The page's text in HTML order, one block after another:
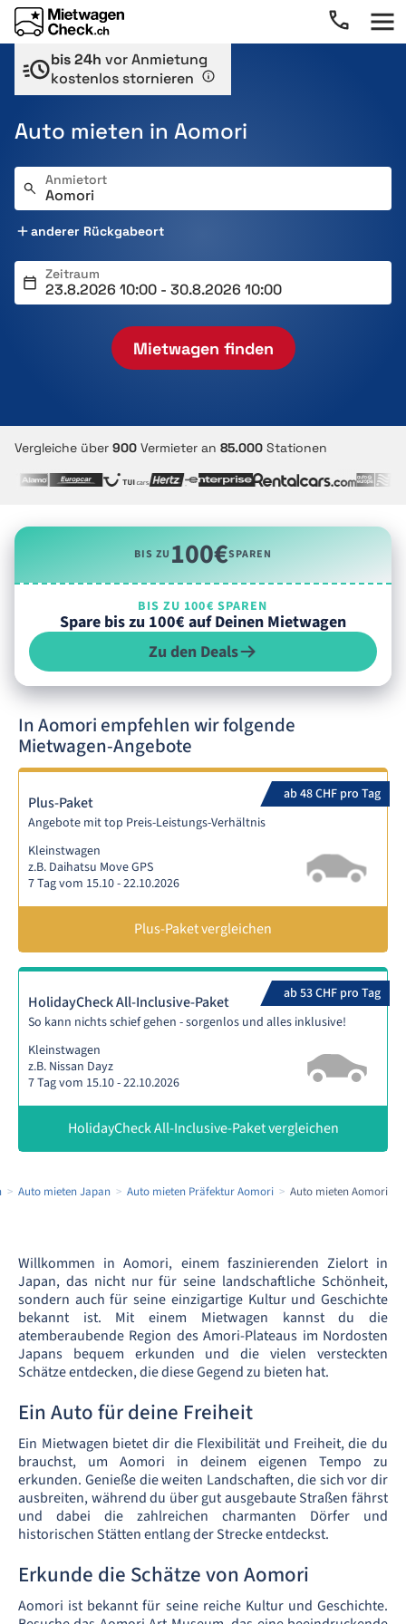
bis 24h vor Anmietung
kostenlos stornieren
Auto mieten in Aomori
Anmietort
anderer Rückgabeort
Zeitraum
Mietwagen finden
Vergleiche über 900 Vermieter an 85.000 Stationen
BIS ZU100€SPAREN
BIS ZU 100€ SPAREN
Spare bis zu 100€ auf Deinen Mietwagen
Zu den Deals
In Aomori empfehlen wir folgende
Mietwagen-Angebote
ab 48 CHF pro Tag
Plus-Paket
Angebote mit top Preis-Leistungs-Verhältnis
Kleinstwagen
z.B. Daihatsu Move GPS
7 Tag vom 15.10 - 22.10.2026
Plus-Paket vergleichen
ab 53 CHF pro Tag
HolidayCheck All-Inclusive-Paket
So kann nichts schief gehen - sorgenlos und alles inklusive!
Kleinstwagen
z.B. Nissan Dayz
7 Tag vom 15.10 - 22.10.2026
HolidayCheck All-Inclusive-Paket vergleichen
Auto mieten Japan Auto mieten Präfektur Aomori Auto mieten Aomori
Willkommen in Aomori, einem faszinierenden Zielort in
Japan, das nicht nur für seine landschaftliche Schönheit,
sondern auch für seine einzigartige Kultur und Geschichte
bekannt ist. Mit einem Mietwagen kannst du die
atemberaubende Region des Amori-Plateaus im Nordosten
Japans bequem erkunden und die vielen versteckten
Schätze entdecken, die diese Gegend zu bieten hat.
Ein Auto für deine Freiheit
Ein Mietwagen bietet dir die Flexibilität und Freiheit, die du
brauchst, um Aomori in deinem eigenen Tempo zu
erkunden. Genieße die weiten Landschaften, die sich vor dir
ausbreiten, während du über gut ausgebaute Straßen fährst
und dabei die zahlreichen charmanten Dörfer und
historischen Stätten entlang der Strecke entdeckst.
Erkunde die Schätze von Aomori
Aomori ist bekannt für seine reiche Kultur und Geschichte.